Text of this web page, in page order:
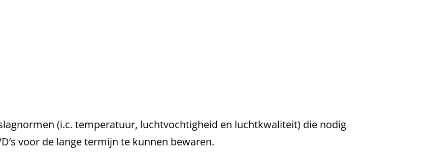
(i.c. temperatuur, luchtvochtigheid en luchtkwaliteit) die nodig
voor de lange termijn te kunnen bewaren.